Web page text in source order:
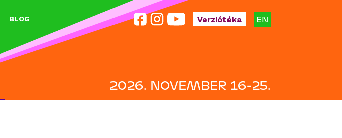
BLOG EN
2026. NOVEMBER 16-25.
Verziótéka